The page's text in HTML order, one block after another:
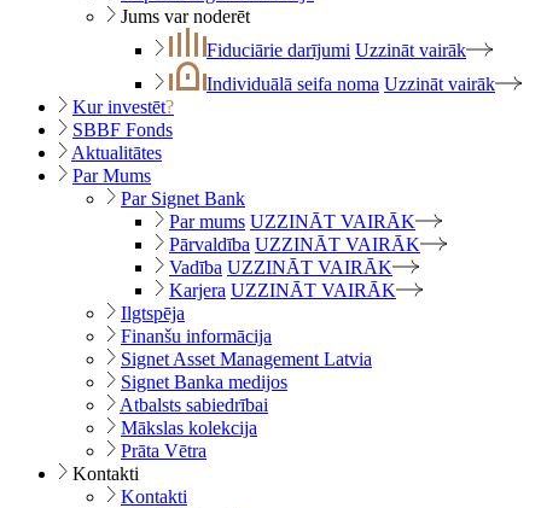
Jums var noderēt
Fiduciārie darījumi Uzzināt vairāk
Individuālā seifa noma Uzzināt vairāk
Kur investēt?
SBBF Fonds
Aktualitātes
Par Mums
Par Signet Bank
Par mums UZZINĀT VAIRĀK
Pārvaldība UZZINĀT VAIRĀK
Vadība UZZINĀT VAIRĀK
Karjera UZZINĀT VAIRĀK
Ilgtspēja
Finanšu informācija
Signet Asset Management Latvia
Signet Banka medijos
Atbalsts sabiedrībai
Mākslas kolekcija
Prāta Vētra
Kontakti
Kontakti